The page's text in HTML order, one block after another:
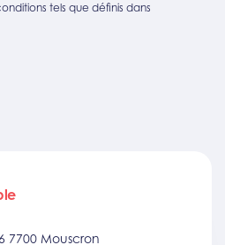
tels que définis dans
7700 Mouscron